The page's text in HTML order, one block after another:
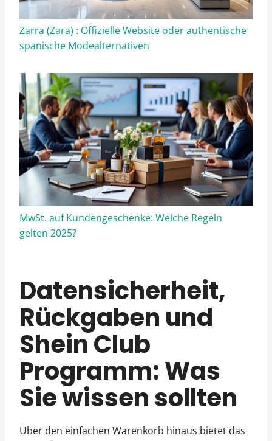
Zarra (Zara) : Offizielle Website oder authentische
spanische Modealternativen
MwSt. auf Kundengeschenke: Welche Regeln
gelten 2025?
Datensicherheit,
Rückgaben und
Shein Club
Programm: Was
Sie wissen sollten
Über den einfachen Warenkorb hinaus bietet das